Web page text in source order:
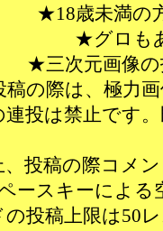
★18歳未満の
★グロも
★三次元画像
の際は、極力
投は禁止です
投稿の際コメ
ースキーによる
投稿上限は50